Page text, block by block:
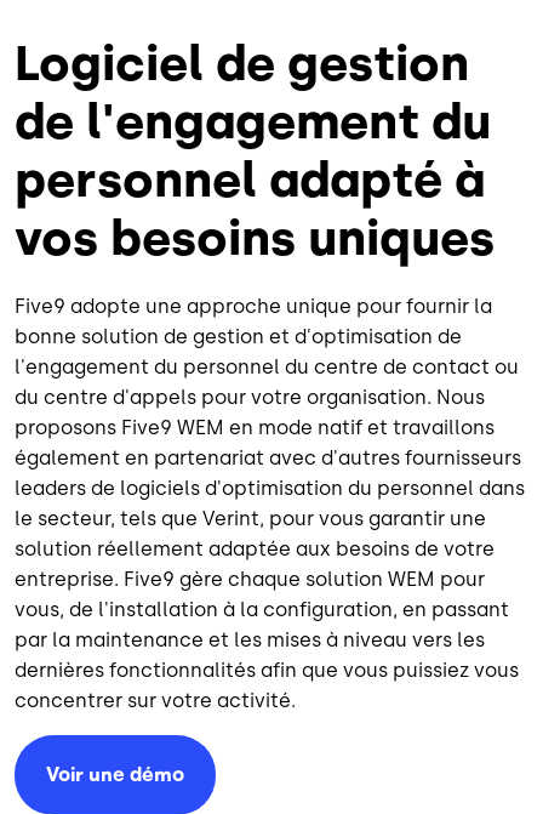
Logiciel de gestion
de l'engagement du
personnel adapté à
vos besoins uniques
Five9 adopte une approche unique pour fournir la
bonne solution de gestion et d'optimisation de
l'engagement du personnel du centre de contact ou
du centre d'appels pour votre organisation. Nous
proposons Five9 WEM en mode natif et travaillons
également en partenariat avec d'autres fournisseurs
leaders de logiciels d'optimisation du personnel dans
le secteur, tels que Verint, pour vous garantir une
solution réellement adaptée aux besoins de votre
entreprise. Five9 gère chaque solution WEM pour
vous, de l'installation à la configuration, en passant
par la maintenance et les mises à niveau vers les
dernières fonctionnalités afin que vous puissiez vous
concentrer sur votre activité.
Voir une démo